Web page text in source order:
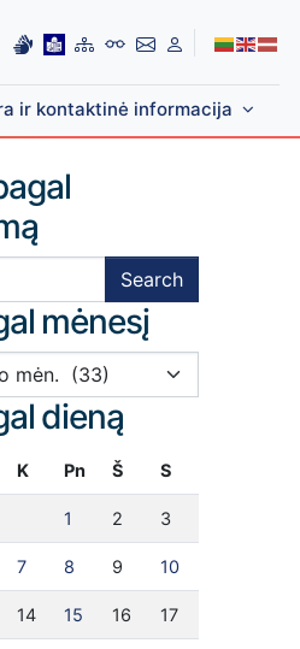
ir kontaktinė informacija
mėnesį
dieną
K Pn Š S
1 2 3
7 8 9 10
14 15 16 17